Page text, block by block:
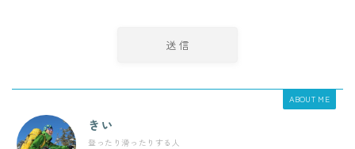
ABOUT ME
きい
登ったり滑ったりする人